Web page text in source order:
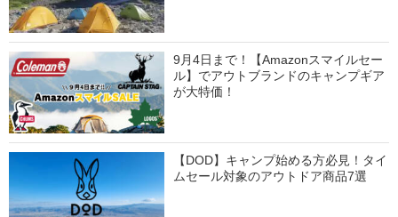
9月4日まで！【Amazonスマイルセー
ル】でアウトブランドのキャンプギア
が大特価！
【DOD】キャンプ始める方必見！タイ
ムセール対象のアウトドア商品7選